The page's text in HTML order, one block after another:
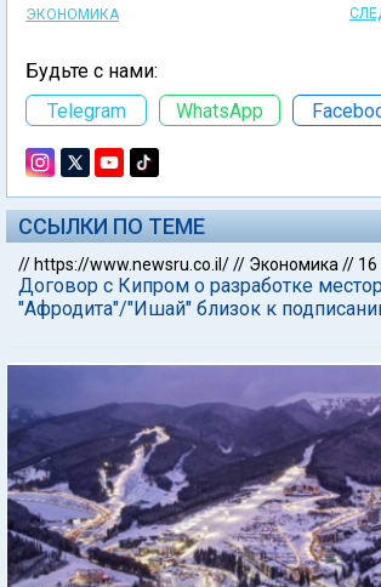
ЭКОНОМИКА
Будьте с нами:
Telegram
WhatsApp
ССЫЛКИ ПО ТЕМЕ
// https://www.newsru.co.il/// Экономика // 16
Договор с Кипром о разработке
"Афродита"/"Ишай" близок к